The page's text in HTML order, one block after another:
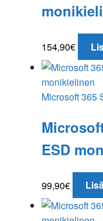
154,90€
Microsoft 365
ESD
99,90€